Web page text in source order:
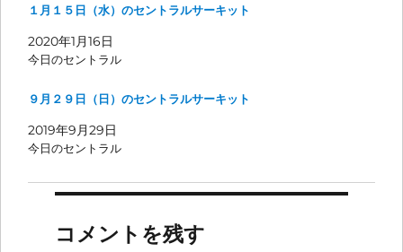
１月１５日（水）のセントラルサーキット
2020年1月16日
今日のセントラル
９月２９日（日）のセントラルサーキット
2019年9月29日
今日のセントラル
コメントを残す